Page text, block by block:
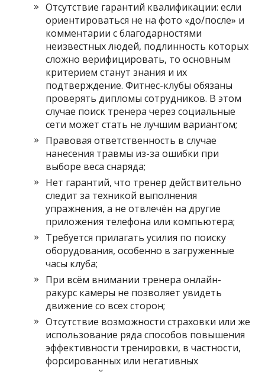
Отсутствие гарантий квалификации: если
ориентироваться не на фото «до/после» и
комментарии с благодарностями
неизвестных людей, подлинность которых
сложно верифицировать, то основным
критерием станут знания и их
подтверждение. Фитнес-клубы обязаны
проверять дипломы сотрудников. В этом
случае поиск тренера через социальные
сети может стать не лучшим вариантом;
Правовая ответственность в случае
нанесения травмы из-за ошибки при
выборе веса снаряда;
Нет гарантий, что тренер действительно
следит за техникой выполнения
упражнения, а не отвлечён на другие
приложения телефона или компьютера;
Требуется прилагать усилия по поиску
оборудования, особенно в загруженные
часы клуба;
При всём внимании тренера онлайн-
ракурс камеры не позволяет увидеть
движение со всех сторон;
Отсутствие возможности страховки или же
использование ряда способов повышения
эффективности тренировки, в частности,
форсированных или негативных